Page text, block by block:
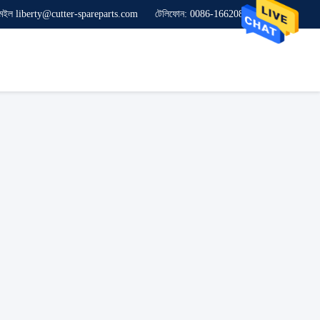
liberty@cutter-spareparts.com টেলিফোন: 0086-16620846619